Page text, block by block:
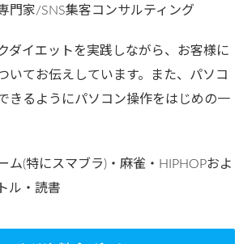
門家/SNS集客コンサルティング
ダイエットを実践しながら、お客様に
いてお伝えしています。また、パソコ
きるようにパソコン操作をはじめの一
ム(特にスマブラ)・麻雀・HIPHOPおよ
ル・読書